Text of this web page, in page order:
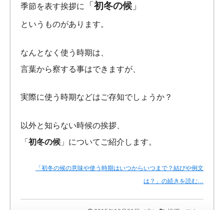
季節を表す挨拶に 「 初冬の候 」
というものがあります。
なんとなく使う時期は、
言葉から察する事はできますが、
実際に使う時期などはご存知でしょうか？
以外と知らない時候の挨拶、
「 初冬の候 」についてご紹介します。
「初冬の候の意味や使う時期はいつからいつまで？結びや例文
は？」の続きを読む…